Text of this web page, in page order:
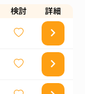
検討 詳細